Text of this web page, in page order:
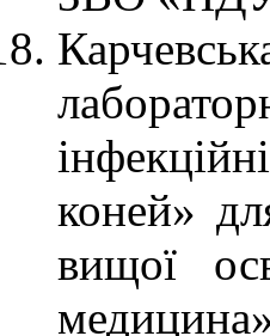
коней»
вищої